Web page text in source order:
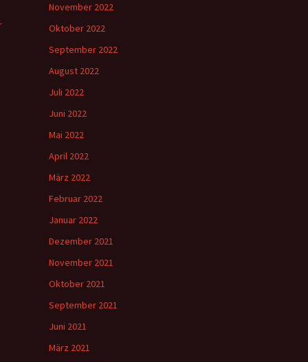
November 2022
Oktober 2022
September 2022
August 2022
Juli 2022
Juni 2022
Mai 2022
April 2022
März 2022
Februar 2022
Januar 2022
Dezember 2021
November 2021
Oktober 2021
September 2021
Juni 2021
März 2021